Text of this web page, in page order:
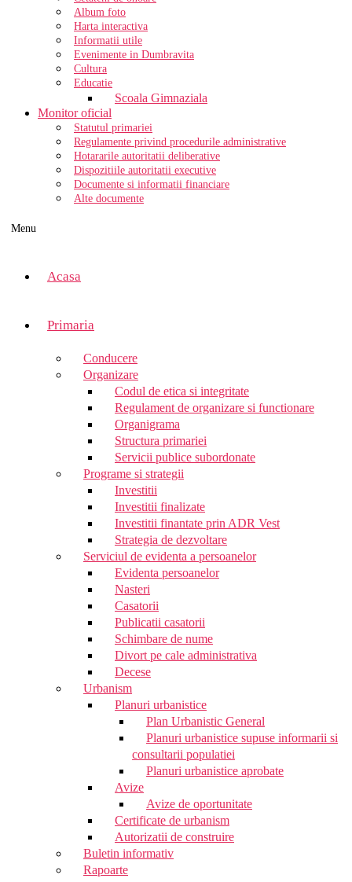
Album foto
Harta interactiva
Informatii utile
Evenimente in Dumbravita
Cultura
Educatie
Scoala Gimnaziala
Monitor oficial
Statutul primariei
Regulamente privind procedurile administrative
Hotararile autoritatii deliberative
Dispozitiile autoritatii executive
Documente si informatii financiare
Alte documente
Menu
Acasa
Primaria
Conducere
Organizare
Codul de etica si integritate
Regulament de organizare si functionare
Organigrama
Structura primariei
Servicii publice subordonate
Programe si strategii
Investitii
Investitii finalizate
Investitii finantate prin ADR Vest
Strategia de dezvoltare
Serviciul de evidenta a persoanelor
Evidenta persoanelor
Nasteri
Casatorii
Publicatii casatorii
Schimbare de nume
Divort pe cale administrativa
Decese
Urbanism
Planuri urbanistice
Plan Urbanistic General
Planuri urbanistice supuse informarii si
consultarii populatiei
Planuri urbanistice aprobate
Avize
Avize de oportunitate
Certificate de urbanism
Autorizatii de construire
Buletin informativ
Rapoarte